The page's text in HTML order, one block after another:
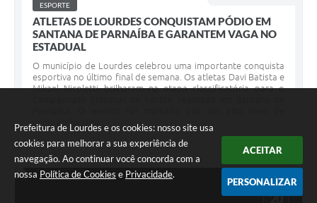
Prefeitura de Lourdes e os cookies: nosso site usa
cookies para melhorar a sua experiência de
navegação. Ao continuar você concorda com a
nossa Política de Cookies e Privacidade.
ACEITAR
PERSONALIZAR
ESPORTE
ATLETAS DE LOURDES CONQUISTAM PÓDIO EM
SANTANA DE PARNAÍBA E GARANTEM VAGA NO
ESTADUAL
O município de Lourdes celebrou uma importante conquista
esportiva no último final de semana. Os atletas Davi Batista e
Mikael Nicoletti brilharam na etapa classificatória para o
competitividade,...
20